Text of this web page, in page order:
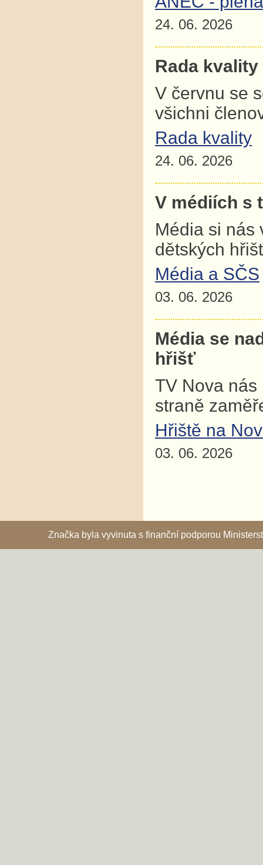
24. 06. 2026
Rada
V červnu se
všichni
Rada kvality
24. 06. 2026
V médiích s
Média si nás
dětských
Média a SČS
03. 06. 2026
Média se
hřišť
TV Nova
straně
Hřiště na
03. 06. 2026
Značka byla vyvinuta s finanční podporou